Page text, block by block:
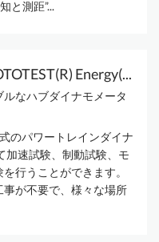
と測距”...
Energy(...
なハブダイナモメータ
のパワートレインダイナ
加速試験、制動試験、モ
行うことができます。
が不要で、様々な場所